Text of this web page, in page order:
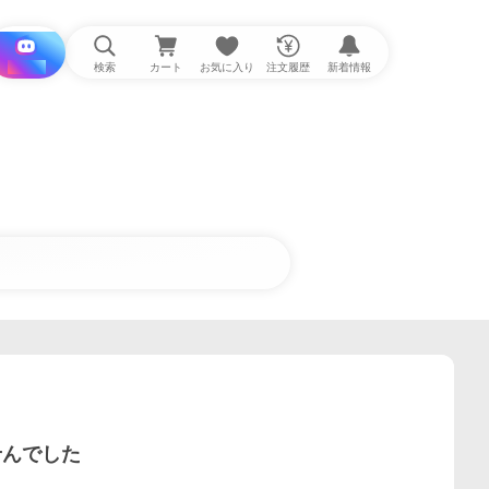
i と探す 検索 カート お気に入り 注文履歴 新着情報
でした